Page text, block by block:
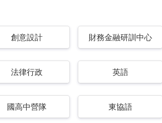
創意設計 財務金融研訓中心
法律行政 英語
國高中營隊 東協語